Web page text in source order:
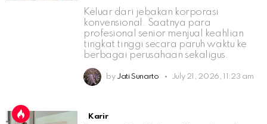
Keluar dari jebakan korporasi
konvensional. Saatnya para
profesional senior menjual keahlian
tingkat tinggi secara paruh waktu ke
berbagai perusahaan sekaligus.
by Jati Sunarto July 21, 2026, 11:23 am
Karir